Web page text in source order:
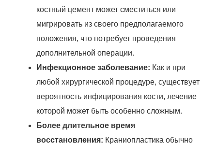
костный цемент может сместиться или
мигрировать из своего предполагаемого
положения, что потребует проведения
дополнительной операции.
Инфекционное заболевание: Как и при
любой хирургической процедуре, существует
вероятность инфицирования кости, лечение
которой может быть особенно сложным.
Более длительное время
восстановления: Краниопластика обычно